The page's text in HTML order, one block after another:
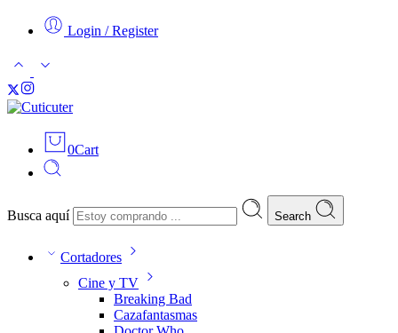
Login / Register
0Cart
Busca aquí Search
Cortadores
Cine y TV
Breaking Bad
Cazafantasmas